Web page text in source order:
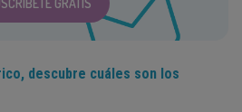
descubre cuáles son los